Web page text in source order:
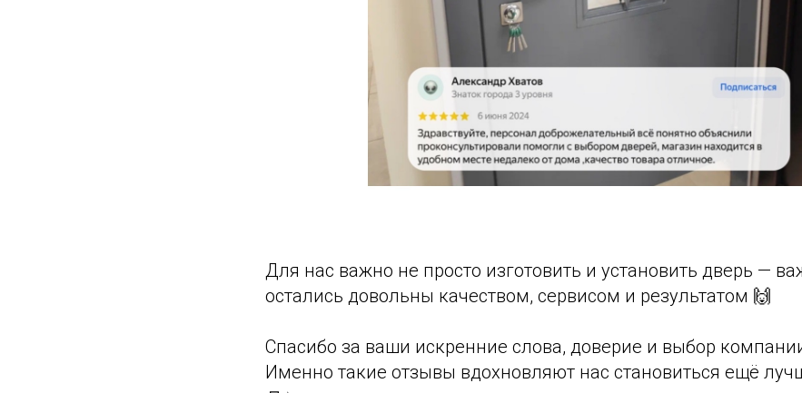
Для нас важно не просто изготовить и установить дверь —
остались довольны качеством, сервисом и результатом 🙌
Спасибо за ваши искренние слова, доверие и выбор
Именно такие отзывы вдохновляют нас становиться ещё